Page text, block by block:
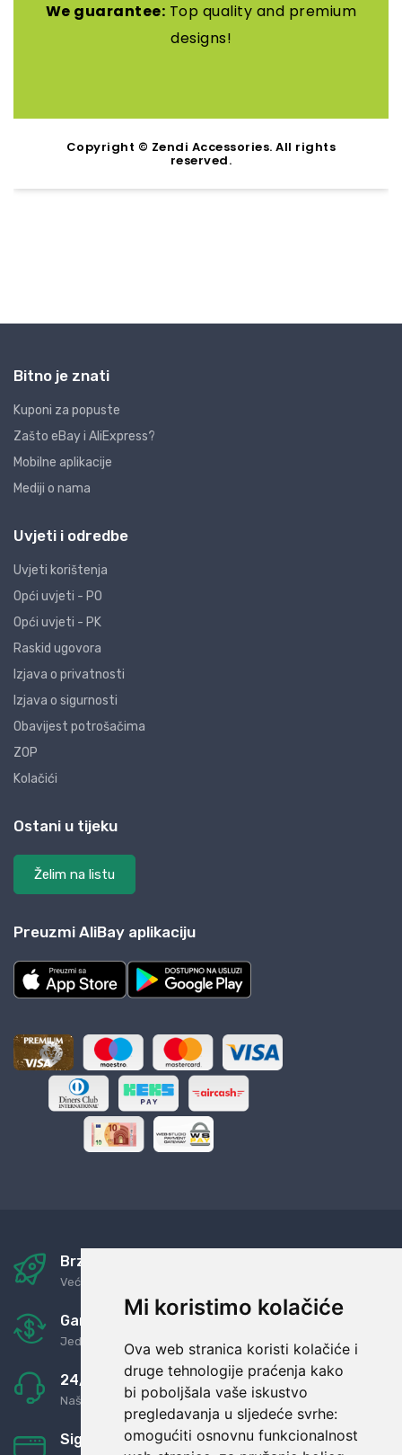
Mi koristimo kolačiće
Ova web stranica koristi kolačiće i
druge tehnologije praćenja kako
bi poboljšala vaše iskustvo
pregledavanja u sljedeće svrhe:
omogućiti osnovnu funkcionalnost
Bitno je znati
Kuponi za popuste
Zašto eBay i AliExpress?
Mobilne aplikacije
Mediji o nama
Uvjeti i odredbe
Uvjeti korištenja
Opći uvjeti - PO
Opći uvjeti - PK
Raskid ugovora
Izjava o privatnosti
Izjava o sigurnosti
Obavijest potrošačima
ZOP
Kolačići
Ostani u tijeku
Želim na listu
Preuzmi AliBay aplikaciju
Brza i sigurna dostava
Već za nekoliko dana kod vas
Garancija u povrat novaca
Jednostavno pravilo: Roba za novac
24/7 odlična podrška
Naši agenti uvijek na raspolaganju
Sigurno obročno plaćanje